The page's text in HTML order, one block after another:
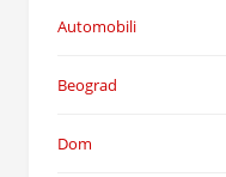
Automobili
Beograd
Dom